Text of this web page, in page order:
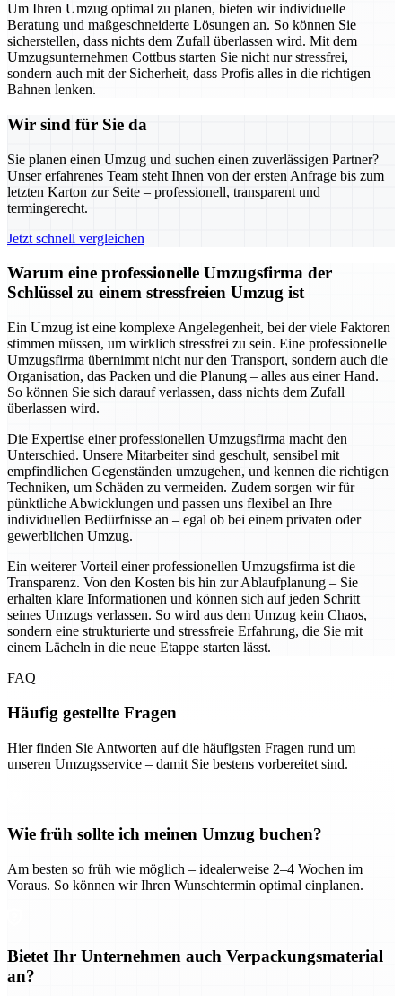
Um Ihren Umzug optimal zu planen, bieten wir individuelle
Beratung und maßgeschneiderte Lösungen an. So können Sie
sicherstellen, dass nichts dem Zufall überlassen wird. Mit dem
Umzugsunternehmen Cottbus starten Sie nicht nur stressfrei,
sondern auch mit der Sicherheit, dass Profis alles in die richtigen
Bahnen lenken.
Wir sind für Sie da
Sie planen einen Umzug und suchen einen zuverlässigen Partner?
Unser erfahrenes Team steht Ihnen von der ersten Anfrage bis zum
letzten Karton zur Seite – professionell, transparent und
termingerecht.
Jetzt schnell vergleichen
Warum eine professionelle Umzugsfirma der
Schlüssel zu einem stressfreien Umzug ist
Ein Umzug ist eine komplexe Angelegenheit, bei der viele Faktoren
stimmen müssen, um wirklich stressfrei zu sein. Eine professionelle
Umzugsfirma übernimmt nicht nur den Transport, sondern auch die
Organisation, das Packen und die Planung – alles aus einer Hand.
So können Sie sich darauf verlassen, dass nichts dem Zufall
überlassen wird.
Die Expertise einer professionellen Umzugsfirma macht den
Unterschied. Unsere Mitarbeiter sind geschult, sensibel mit
empfindlichen Gegenständen umzugehen, und kennen die richtigen
Techniken, um Schäden zu vermeiden. Zudem sorgen wir für
pünktliche Abwicklungen und passen uns flexibel an Ihre
individuellen Bedürfnisse an – egal ob bei einem privaten oder
gewerblichen Umzug.
Ein weiterer Vorteil einer professionellen Umzugsfirma ist die
Transparenz. Von den Kosten bis hin zur Ablaufplanung – Sie
erhalten klare Informationen und können sich auf jeden Schritt
seines Umzugs verlassen. So wird aus dem Umzug kein Chaos,
sondern eine strukturierte und stressfreie Erfahrung, die Sie mit
einem Lächeln in die neue Etappe starten lässt.
FAQ
Häufig gestellte Fragen
Hier finden Sie Antworten auf die häufigsten Fragen rund um
unseren Umzugsservice – damit Sie bestens vorbereitet sind.
Wie früh sollte ich meinen Umzug buchen?
Am besten so früh wie möglich – idealerweise 2–4 Wochen im
Voraus. So können wir Ihren Wunschtermin optimal einplanen.
Bietet Ihr Unternehmen auch Verpackungsmaterial
an?